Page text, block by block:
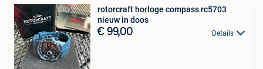
rotorcraft horloge compass rc5703
nieuw in doos
€ 99,00 Details